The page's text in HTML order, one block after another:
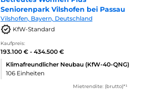
Seniorenpark Vilshofen bei Passau
Vilshofen, Bayern, Deutschland
KfW-Standard
Kaufpreis:
193.100 € - 434.500 €
Klimafreundlicher Neubau (KfW-40-QNG)
106 Einheiten
Mietrendite: (brutto)*¹